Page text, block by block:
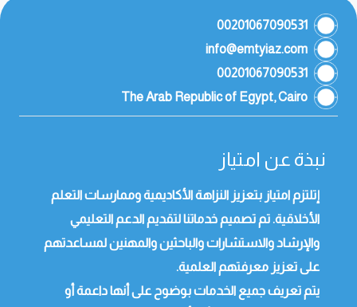
00201067090531
info@emtyiaz.com
00201067090531
The Arab Republic of Egypt, Cairo
نبذة عن امتياز
إتلتزم امتياز بتعزيز النزاهة الأكاديمية وممارسات التعلم
الأخلاقية. تم تصميم خدماتنا لتقديم الدعم التعليمي
والإرشاد والاستشارات والباحثين والمهنين لمساعدتهم
على تعزيز معرفتهم العلمية.
يتم تعريف جميع الخدمات بوضوح على أنها داعمة أو